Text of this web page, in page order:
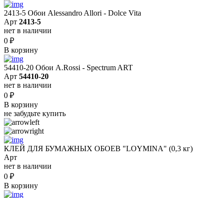
2413-5 Обои Alessandro Allori - Dolce Vita
Арт 2413-5
нет в наличии
0 ₽
В корзину
54410-20 Обои A.Rossi - Spectrum ART
Арт 54410-20
нет в наличии
0 ₽
В корзину
не забудьте купить
КЛЕЙ ДЛЯ БУМАЖНЫХ ОБОЕВ "LOYMINA" (0,3 кг)
Арт
нет в наличии
0 ₽
В корзину